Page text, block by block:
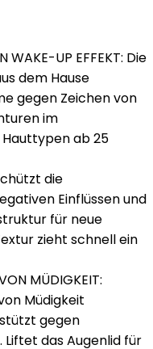
WAKE-UP EFFEKT: Die
dem Hause
gegen Zeichen von
im
ab 25
die
Einflüssen und
für neue
zieht schnell ein
MÜDIGKEIT:
Müdigkeit
gegen
das Augenlid für